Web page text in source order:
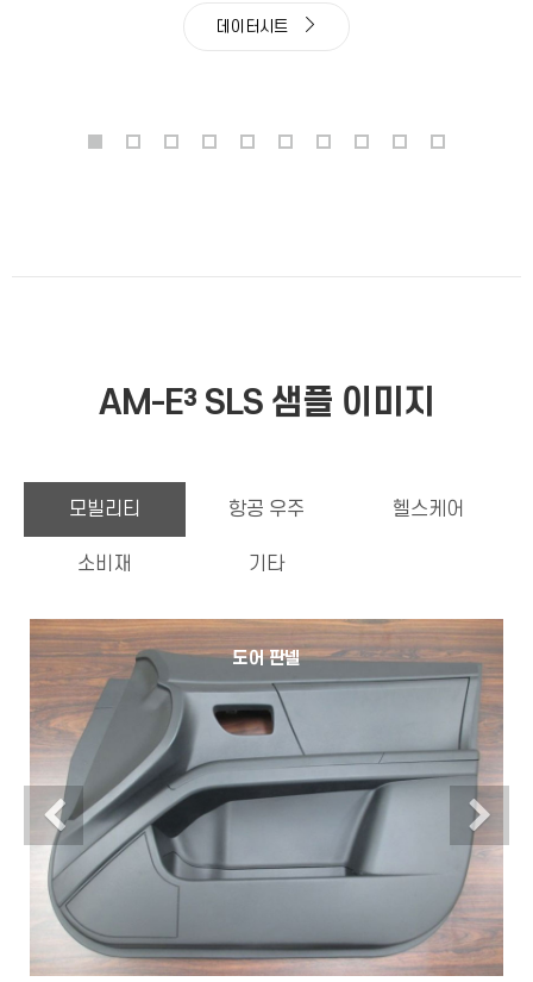
데이터시트
AM-E³ SLS 샘플 이미지
모빌리티 항공 우주 헬스케어
소비재 기타
도어 판넬
Previous